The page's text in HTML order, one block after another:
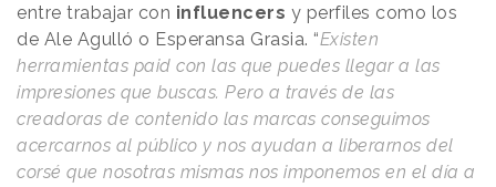
entre trabajar con influencers y perfiles como los
de Ale Agulló o Esperansa Grasia. “Existen
herramientas paid con las que puedes llegar a las
impresiones que buscas. Pero a través de las
creadoras de contenido las marcas conseguimos
acercarnos al público y nos ayudan a liberarnos del
corsé que nosotras mismas nos imponemos en el día a